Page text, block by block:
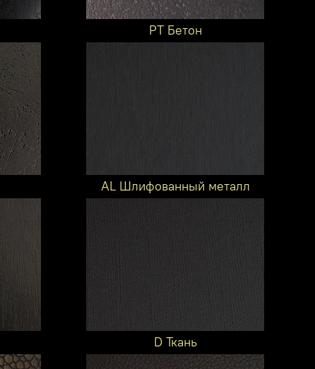
PT Бетон
AL Шлифованный металл
D Ткань